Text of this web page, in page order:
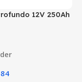
12V 250Ah
Off-Grid